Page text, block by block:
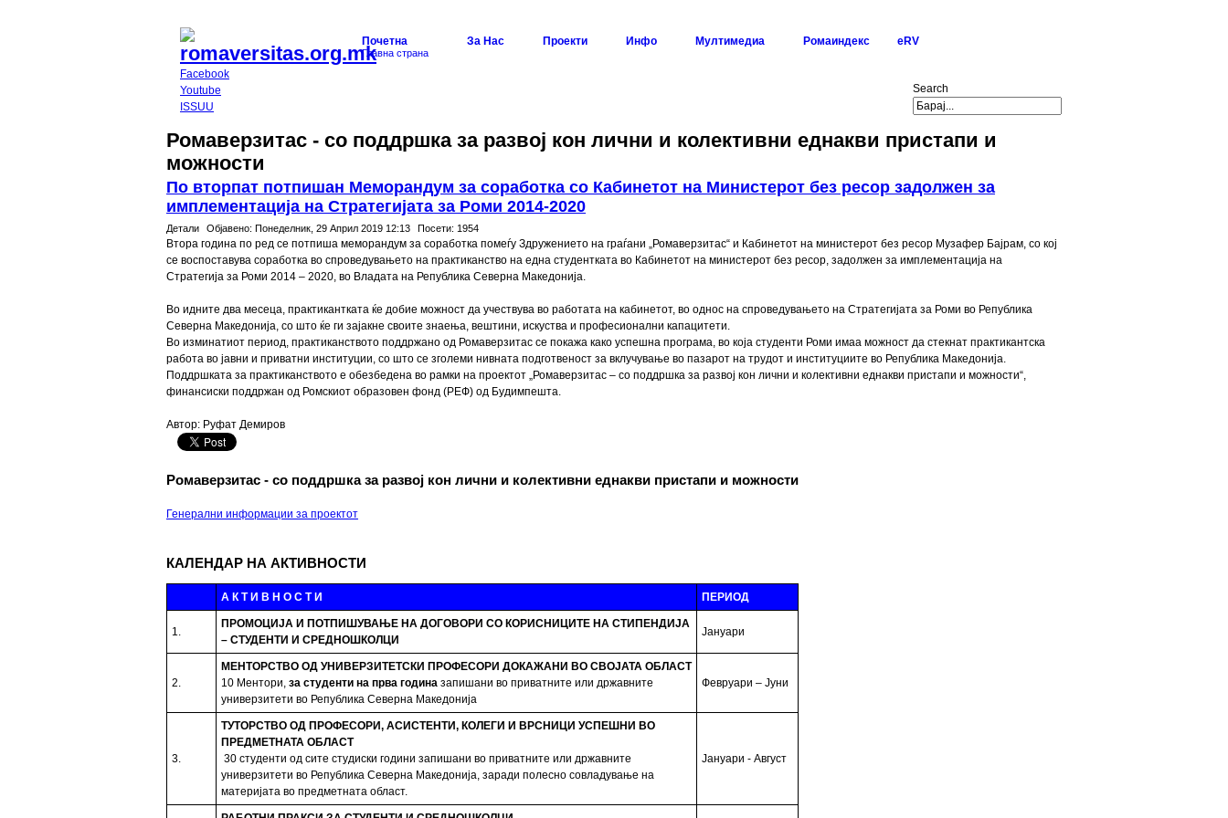
Почетна
Главна страна
За Нас Проекти Инфо Мултимедиа Ромаиндекс eRV
Search
Facebook
Youtube
ISSUU
Ромаверзитас - со поддршка за развој кон лични и колективни еднакви пристапи и
можности
По вторпат потпишан Меморандум за соработка со Кабинетот на Министерот без ресор задолжен за
имплементација на Стратегијата за Роми 2014-2020
Детали Објавено: Понеделник, 29 Април 2019 12:13 Посети: 1954
Втора година по ред се потпиша меморандум за соработка помеѓу Здружението на граѓани „Ромаверзитас“ и Кабинетот на министерот без ресор Музафер Бајрам, со кој
се воспоставува соработка во спроведувањето на практиканство на една студентката во Кабинетот на министерот без ресор, задолжен за имплементација на
Стратегија за Роми 2014 – 2020, во Владата на Република Северна Македонија.
Во идните два месеца, практикантката ќе добие можност да учествува во работата на кабинетот, во однос на спроведувањето на Стратегијата за Роми во Република
Северна Македонија, со што ќе ги зајакне своите знаења, вештини, искуства и професионални капацитети.
Во изминатиот период, практиканството поддржано од Ромаверзитас се покажа како успешна програма, во која студенти Роми имаа можност да стекнат практикантска
работа во јавни и приватни институции, со што се зголеми нивната подготвеност за вклучување во пазарот на трудот и институциите во Република Македонија.
Поддршката за практиканството е обезбедена во рамки на проектот „Ромаверзитас – со поддршка за развој кон лични и колективни еднакви пристапи и можности“,
финансиски поддржан од Ромскиот образовен фонд (РЕФ) од Будимпешта.
Автор: Руфат Демиров
Ромаверзитас - со поддршка за развој кон лични и колективни еднакви пристапи и можности
Генерални информации за проектот
КАЛЕНДАР НА АКТИВНОСТИ
А К Т И В Н О С Т И ПЕРИОД
1.
ПРОМОЦИЈА И ПОТПИШУВАЊЕ НА ДОГОВОРИ СО КОРИСНИЦИТЕ НА СТИПЕНДИЈА
– СТУДЕНТИ И СРЕДНОШКОЛЦИ
Јануари
2.
МЕНТОРСТВО ОД УНИВЕРЗИТЕТСКИ ПРОФЕСОРИ ДОКАЖАНИ ВО СВОЈАТА ОБЛАСТ
10 Ментори, за студенти на прва година запишани во приватните или државните
универзитети во Република Северна Македонија
Февруари – Јуни
3.
ТУТОРСТВО ОД ПРОФЕСОРИ, АСИСТЕНТИ, КОЛЕГИ И ВРСНИЦИ УСПЕШНИ ВО
ПРЕДМЕТНАТА ОБЛАСТ
30 студенти од сите студиски години запишани во приватните или државните
универзитети во Република Северна Македонија, заради полесно совладување на
материјата во предметната област.
Јануари - Август